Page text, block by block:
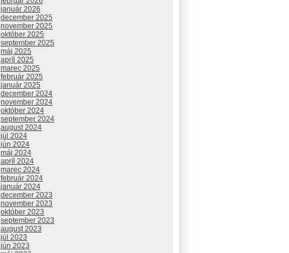
január 2026
december 2025
november 2025
október 2025
september 2025
máj 2025
apríl 2025
marec 2025
február 2025
január 2025
december 2024
november 2024
október 2024
september 2024
august 2024
júl 2024
jún 2024
máj 2024
apríl 2024
marec 2024
február 2024
január 2024
december 2023
november 2023
október 2023
september 2023
august 2023
júl 2023
jún 2023